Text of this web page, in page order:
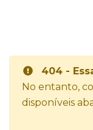
404 -
No entanto,
disponíveis